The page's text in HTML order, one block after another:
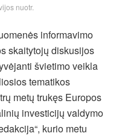
nuotr.
informavimo
skaitytojų diskusijos
švietimo veikla
tematikos
metų trukęs Europos
investicijų valdymo
kurio metu